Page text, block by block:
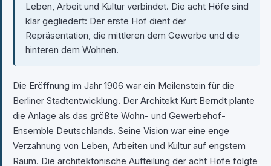
Leben, Arbeit und Kultur verbindet. Die acht Höfe sind
klar gegliedert: Der erste Hof dient der
Repräsentation, die mittleren dem Gewerbe und die
hinteren dem Wohnen.
Die Eröffnung im Jahr 1906 war ein Meilenstein für die
Berliner Stadtentwicklung. Der Architekt Kurt Berndt plante
die Anlage als das größte Wohn- und Gewerbehof-
Ensemble Deutschlands. Seine Vision war eine enge
Verzahnung von Leben, Arbeiten und Kultur auf engstem
Raum. Die architektonische Aufteilung der acht Höfe folgte